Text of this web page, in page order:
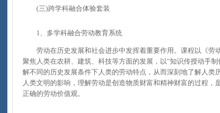
(三)跨学科融合体验套装
1、多学科融合劳动教育系统
劳动在历史发展和社会进步中发挥着重要作用。课程以《劳
聚焦人类在农耕、建筑、科技等方面的发展，以“知识传授动手
解不同的历史发展条件下人类的劳动特点，从而深刻地了解人类
人类文明的影响，理解劳动是创造物质财富和精神财富的过程，
正确的劳动价值观。